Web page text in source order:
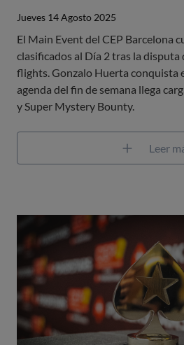
Jueves 14 Agosto 2025
El Main Event del CEP Barcelona
clasificados al Día 2 tras la disputa
flights. Gonzalo Huerta conquista
agenda del fin de semana llega
y Super Mystery Bounty.
Leer